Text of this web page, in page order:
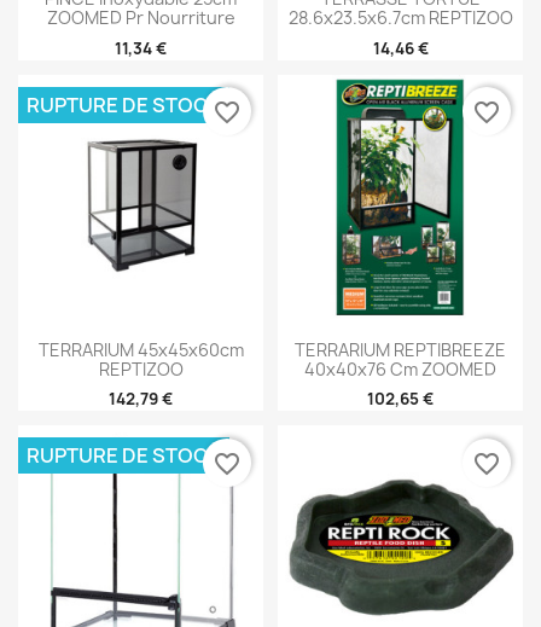
ZOOMED Pr Nourriture
11,34 €
28.6x23.5x6.7cm REPTIZOO
14,46 €
TERRARIUM 45x45x60cm
REPTIZOO
142,79 €
RUPTURE DE STOCKfavorite_border
TERRARIUM REPTIBREEZE
40x40x76 Cm ZOOMED
102,65 €
favorite_border
RUPTURE DE STOCKfavorite_border favorite_border